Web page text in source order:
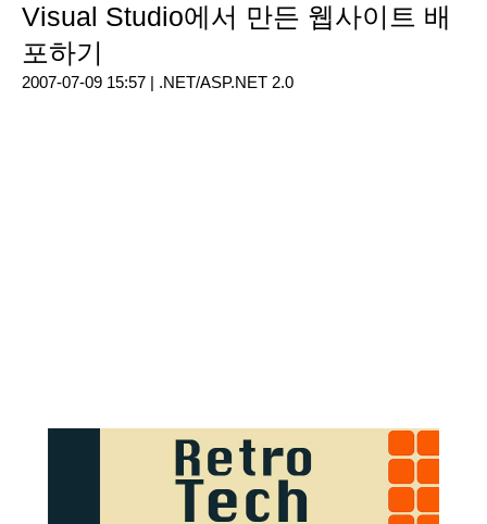
Visual Studio에서 만든 웹사이트 배
포하기
2007-07-09 15:57 | .NET/ASP.NET 2.0